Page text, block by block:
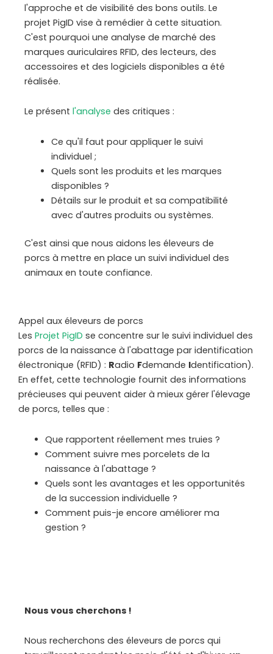
l'approche et de visibilité des bons outils. Le
projet PigID vise à remédier à cette situation.
C'est pourquoi une analyse de marché des
marques auriculaires RFID, des lecteurs, des
accessoires et des logiciels disponibles a été
réalisée.
Le présent l'analyse des critiques :
Ce qu'il faut pour appliquer le suivi
individuel ;
Quels sont les produits et les marques
disponibles ?
Détails sur le produit et sa compatibilité
avec d'autres produits ou systèmes.
C'est ainsi que nous aidons les éleveurs de
porcs à mettre en place un suivi individuel des
animaux en toute confiance.
Appel aux éleveurs de porcs
Les Projet PigID se concentre sur le suivi individuel des
porcs de la naissance à l'abattage par identification
électronique (RFID) : Radio Fdemande Identification).
En effet, cette technologie fournit des informations
précieuses qui peuvent aider à mieux gérer l'élevage
de porcs, telles que :
Que rapportent réellement mes truies ?
Comment suivre mes porcelets de la
naissance à l'abattage ?
Quels sont les avantages et les opportunités
de la succession individuelle ?
Comment puis-je encore améliorer ma
gestion ?
Nous vous cherchons !
Nous recherchons des éleveurs de porcs qui